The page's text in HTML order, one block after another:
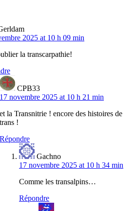
2025 at 10 h 09 min
la transcarpathie!
CPB33
17 novembre 2025 at 10 h 21 min
et la Transnitrie ! encore des histoires de
trans !
Répondre
Gachno
17 novembre 2025 at 10 h 34 min
Comme les transalpins…
Répondre